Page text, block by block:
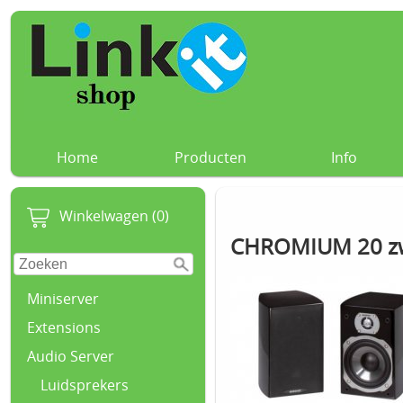
Home Producten Info
Winkelwagen (0)
Miniserver
Extensions
Audio Server
Luidsprekers
CHROMIUM 20